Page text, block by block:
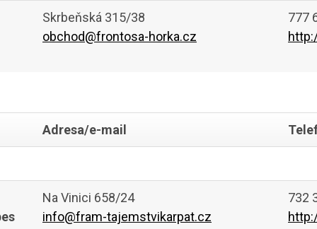
Skrbeňská 315/38
obchod@frontosa-horka.cz
777
Adresa/e-mail
Na Vinici 658/24
info@fram-tajemstvikarpat.cz
732